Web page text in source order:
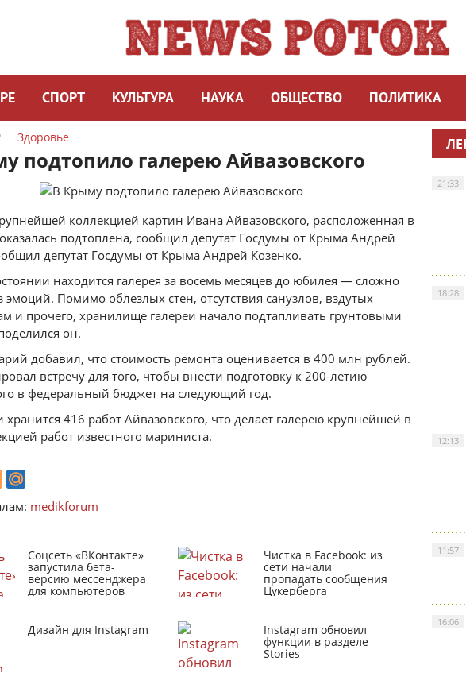
СПОРТ КУЛЬТУРА НАУКА ОБЩЕСТВО ПОЛИТИКА
Здоровье
подтопило галерею Айвазовского
коллекцией картин Ивана Айвазовского, расположенная в
подтоплена, сообщил депутат Госдумы от Крыма Андрей
депутат Госдумы от Крыма Андрей Козенко.
находится галерея за восемь месяцев до юбилея — сложно
эмоций. Помимо облезлых стен, отсутствия санузлов, вздутых
и прочего, хранилище галереи начало подтапливать грунтовыми
он.
добавил, что стоимость ремонта оценивается в 400 млн рублей.
встречу для того, чтобы внести подготовку к 200-летию
в федеральный бюджет на следующий год.
416 работ Айвазовского, что делает галерею крупнейшей в
работ известного мариниста.
medikforum
Соцсеть «ВКонтакте»
запустила бета-
версию мессенджера
для компьютеров
Чистка в Facebook: из
сети начали
пропадать сообщения
Цукерберга
Дизайн для Instagram Instagram обновил
функции в разделе
Stories
21:33
18:28
12:13
11:57
16:06